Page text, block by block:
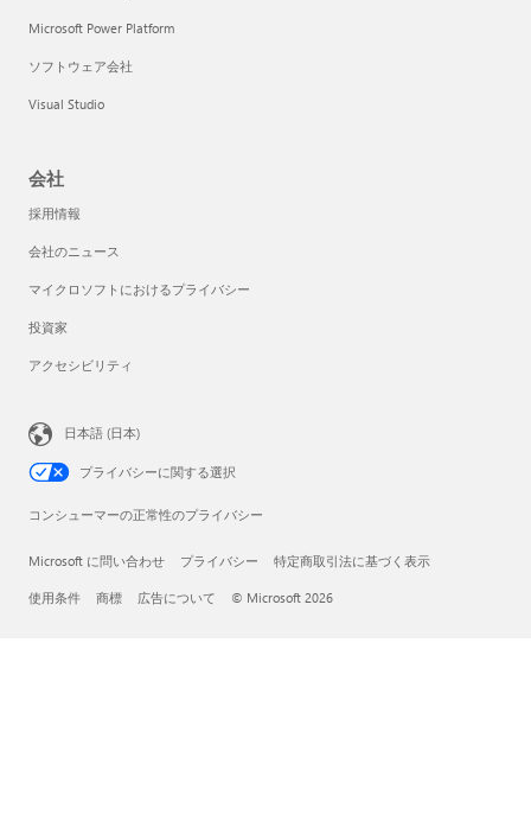
Microsoft Power Platform
ソフトウェア会社
Visual Studio
会社
採用情報
会社のニュース
マイクロソフトにおけるプライバシー
投資家
アクセシビリティ
日本語 (日本)
プライバシーに関する選択
コンシューマーの正常性のプライバシー
Microsoft に問い合わせ プライバシー 特定商取引法に基づく表示
使用条件 商標 広告について © Microsoft 2026